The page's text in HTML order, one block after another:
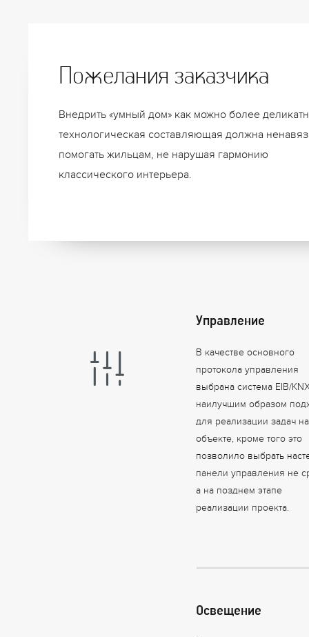
Пожелания заказчика
Внедрить «умный дом» как можно более
технологическая составляющая должна
помогать жильцам, не нарушая гармонию
классического интерьера.
Управление
В качестве основного
протокола управления
выбрана система EIB/
наилучшим образом
для реализации задач на
объекте, кроме того это
позволило выбрать
панели управления не
а на позднем этапе
реализации проекта.
Освещение